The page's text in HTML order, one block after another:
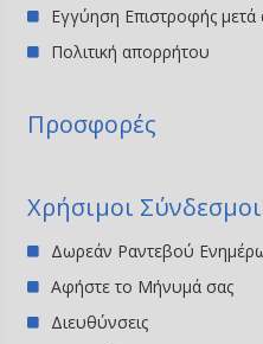
Εγγύηση Επιστροφής μετά
Πολιτική απορρήτου
Προσφορές
Χρήσιμοι Σύνδεσμοι
Δωρεάν Ραντεβού
Αφήστε το Μήνυμά σας
Διευθύνσεις